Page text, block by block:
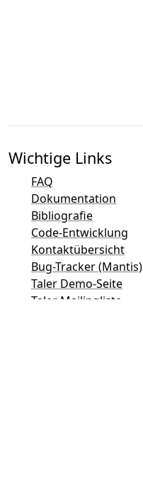
Wichtige Links
FAQ
Dokumentation
Bibliografie
Code-Entwicklung
Kontaktübersicht
Bug-Tracker (Mantis)
Taler Demo-Seite
Taler Mailingliste